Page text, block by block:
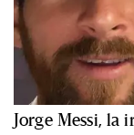
Jorge Messi, la